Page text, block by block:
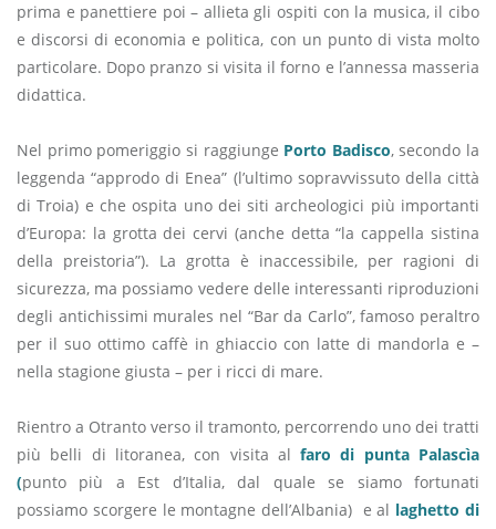
prima e panettiere poi – allieta gli ospiti con la musica, il cibo
e discorsi di economia e politica, con un punto di vista molto
particolare. Dopo pranzo si visita il forno e l’annessa masseria
didattica.
Nel primo pomeriggio si raggiunge Porto Badisco, secondo la
leggenda “approdo di Enea” (l’ultimo sopravvissuto della città
di Troia) e che ospita uno dei siti archeologici più importanti
d’Europa: la grotta dei cervi (anche detta “la cappella sistina
della preistoria”). La grotta è inaccessibile, per ragioni di
sicurezza, ma possiamo vedere delle interessanti riproduzioni
degli antichissimi murales nel “Bar da Carlo”, famoso peraltro
per il suo ottimo caffè in ghiaccio con latte di mandorla e –
nella stagione giusta – per i ricci di mare.
Rientro a Otranto verso il tramonto, percorrendo uno dei tratti
più belli di litoranea, con visita alfaro di punta Palascìa
(punto più a Est d’Italia, dal quale se siamo fortunati
possiamo scorgere le montagne dell’Albania) e al laghetto di